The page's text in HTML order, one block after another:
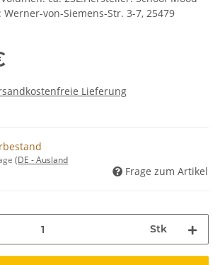
von-Siemens-Str. 3-7, 25479
Lieferung
(DE - Ausland
Frage zum Artikel
Stk